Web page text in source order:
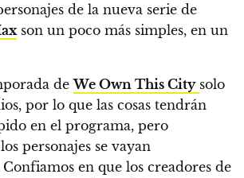
de la nueva serie de
son un poco más simples, en un
deWe Own This City solo
por lo que las cosas tendrán
en el programa, pero
personajes se vayan
en que los creadores de